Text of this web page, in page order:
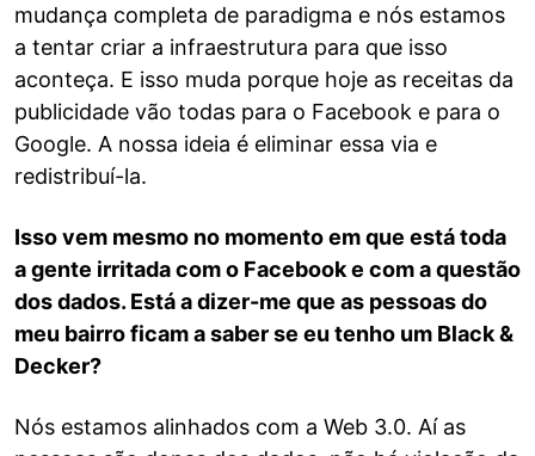
mudança completa de paradigma e nós estamos
a tentar criar a infraestrutura para que isso
aconteça. E isso muda porque hoje as receitas da
publicidade vão todas para o Facebook e para o
Google. A nossa ideia é eliminar essa via e
redistribuí-la.
Isso vem mesmo no momento em que está toda
a gente irritada com o Facebook e com a questão
dos dados. Está a dizer-me que as pessoas do
meu bairro ficam a saber se eu tenho um Black &
Decker?
Nós estamos alinhados com a Web 3.0. Aí as